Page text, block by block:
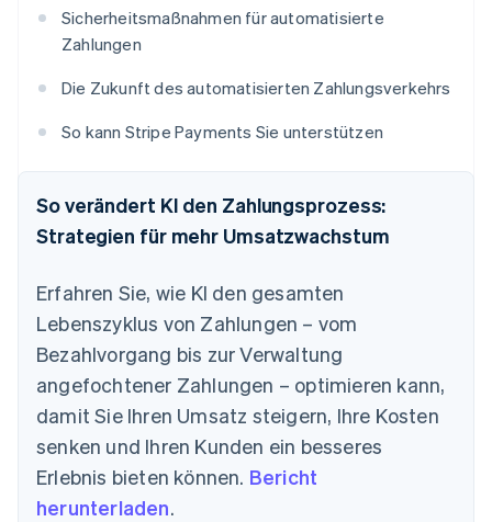
Sicherheitsmaßnahmen für automatisierte
Zahlungen
Die Zukunft des automatisierten Zahlungsverkehrs
So kann Stripe Payments Sie unterstützen
So verändert KI den Zahlungsprozess:
Strategien für mehr Umsatzwachstum
Erfahren Sie, wie KI den gesamten
Lebenszyklus von Zahlungen – vom
Bezahlvorgang bis zur Verwaltung
angefochtener Zahlungen – optimieren kann,
damit Sie Ihren Umsatz steigern, Ihre Kosten
senken und Ihren Kunden ein besseres
Erlebnis bieten können. Bericht
herunterladen.